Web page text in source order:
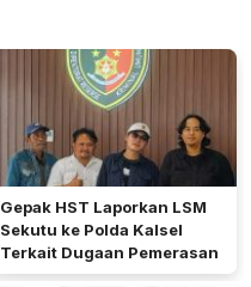
Gepak HST Laporkan LSM
Sekutu ke Polda Kalsel
Terkait Dugaan Pemerasan